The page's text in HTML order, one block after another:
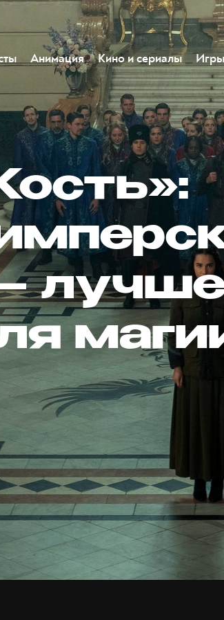
Анимация Кино и сериалы Игры